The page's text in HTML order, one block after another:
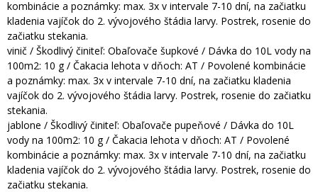
kombinácie a poznámky: max. 3x v intervale 7-10 dní, na začiatku
kladenia vajíčok do 2. vývojového štádia larvy. Postrek, rosenie do
začiatku stekania.
vinič / Škodlivý činiteľ: Obaľovače šupkové / Dávka do 10L vody na
100m2: 10 g / Čakacia lehota v dňoch: AT / Povolené kombinácie
a poznámky: max. 3x v intervale 7-10 dní, na začiatku kladenia
vajíčok do 2. vývojového štádia larvy. Postrek, rosenie do začiatku
stekania.
jablone / Škodlivý činiteľ: Obaľovače pupeňové / Dávka do 10L
vody na 100m2: 10 g / Čakacia lehota v dňoch: AT / Povolené
kombinácie a poznámky: max. 3x v intervale 7-10 dní, na začiatku
kladenia vajíčok do 2. vývojového štádia larvy. Postrek, rosenie do
začiatku stekania.